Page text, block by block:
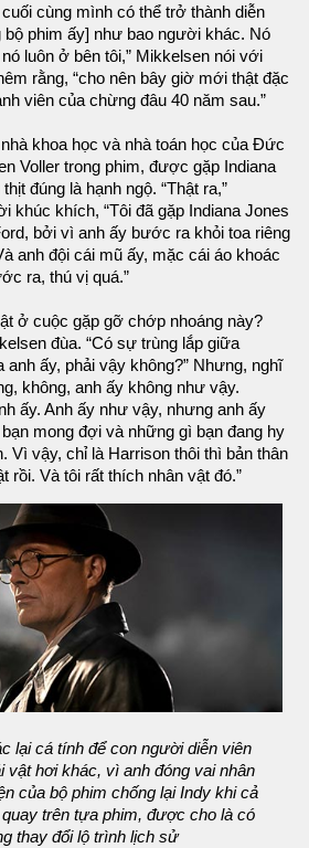
cùng mình có thể trở thành diễn
phim ấy] như bao người khác. Nó
luôn ở bên tôi,” Mikkelsen nói với
rằng, “cho nên bây giờ mới thật đặc
viên của chừng đâu 40 năm sau.”
khoa học và nhà toán học của Đức
Voller trong phim, được gặp Indiana
đúng là hạnh ngộ. “Thật ra,”
khúc khích, “Tôi đã gặp Indiana Jones
bởi vì anh ấy bước ra khỏi toa riêng
anh đội cái mũ ấy, mặc cái áo khoác
ra, thú vị quá.”
ở cuộc gặp gỡ chớp nhoáng này?
đùa. “Có sự trùng lắp giữa
anh ấy, phải vậy không?” Nhưng, nghĩ
không, anh ấy không như vậy.
ấy. Anh ấy như vậy, nhưng anh ấy
mong đợi và những gì bạn đang hy
Vì vậy, chỉ là Harrison thôi thì bản thân
rồi. Và tôi rất thích nhân vật đó.”
lại cá tính để con người diễn viên
vật hơi khác, vì anh đóng vai nhân
của bộ phim chống lại Indy khi cả
trên tựa phim, được cho là có
thay đổi lộ trình lịch sử